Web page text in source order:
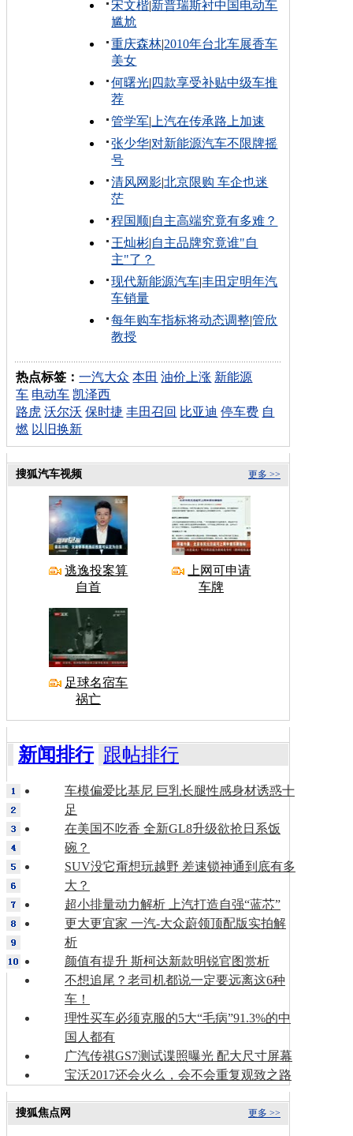
宋文楷|新普瑞斯衬中国电动车
尴尬
重庆森林|2010年台北车展香车
美女
何曙光| 四款享受补贴中级车推
荐
管学军| 上汽在传承路上加速
张少华|对新能源汽车不限牌摇
号
清风网影|北京限购 车企也迷
茫
程国顺|自主高端究竟有多难？
王灿彬|自主品牌究竟谁"自
主"了？
现代新能源汽车|丰田定明年汽
车销量
每年购车指标将动态调整|管欣
教授
热点标签：一汽大众 本田 油价上涨 新能源
车 电动车 凯泽西
路虎 沃尔沃 保时捷 丰田召回 比亚迪 停车费 自
燃 以旧换新
更多 >>
搜狐汽车视频
逃逸投案算
自首
上网可申请
车牌
足球名宿车
祸亡
新闻排行 跟帖排行
车模偏爱比基尼 巨乳长腿性感身材诱惑十
足
在美国不吃香 全新GL8升级欲抢日系饭
碗？
SUV没它甭想玩越野 差速锁神通到底有多
大？
超小排量动力解析 上汽打造自强“蓝芯”
更大更宜家 一汽-大众蔚领顶配版实拍解
析
颜值有提升 斯柯达新款明锐官图赏析
不想追尾？老司机都说一定要远离这6种
车！
理性买车必须克服的5大“毛病”91.3%的中
国人都有
广汽传祺GS7测试谍照曝光 配大尺寸屏幕
宝沃2017还会火么，会不会重复观致之路
更多 >>
搜狐焦点网